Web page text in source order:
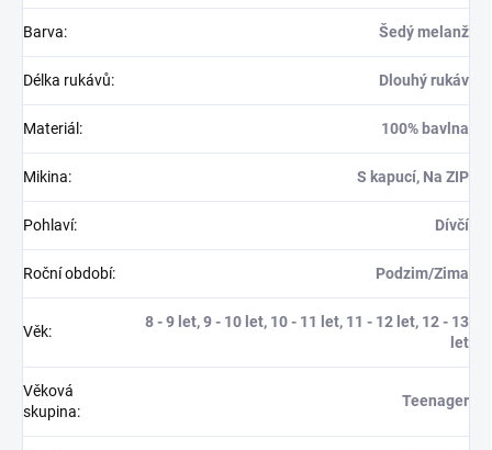
Barva: Šedý melanž
Délka rukávů: Dlouhý rukáv
Materiál : 100% bavlna
Mikina: S kapucí, Na ZIP
Pohlaví: Dívčí
Roční období: Podzim/Zima
Věk:
8 - 9 let, 9 - 10 let, 10 - 11 let, 11 - 12 let, 12 - 13
let
Věková
skupina:
Teenager